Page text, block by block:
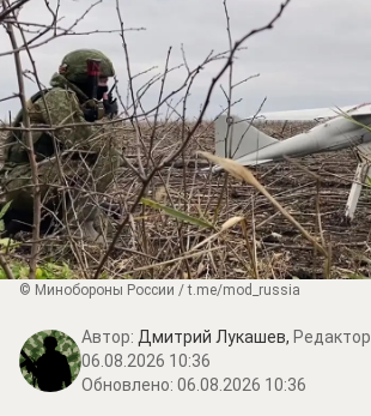
© Минобороны России / t.me/mod_russia
Автор: Дмитрий Лукашев, Редактор
06.08.2026 10:36
Обновлено: 06.08.2026 10:36